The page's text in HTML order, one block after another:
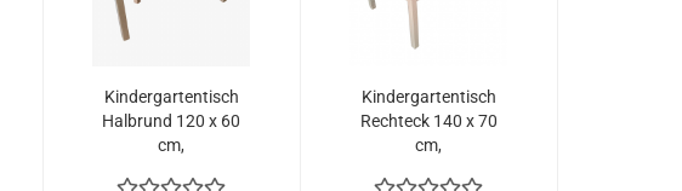
Kindergartentisch
Halbrund 120 x 60
cm,
Kindergartentisch
Rechteck 140 x 70
cm,